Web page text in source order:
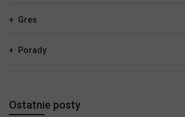
Gres
Porady
Ostatnie posty